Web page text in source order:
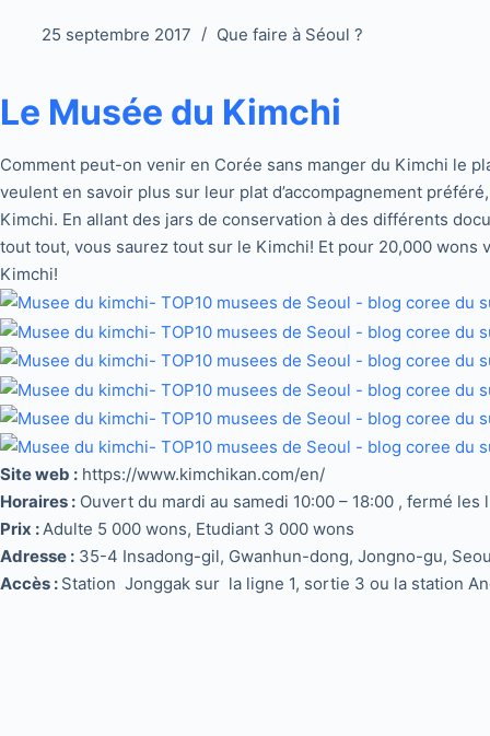
25 septembre 2017 Que faire à Séoul ?
Le Musée du Kimchi
Comment peut-on venir en Corée sans manger du Kimchi le
veulent en savoir plus sur leur plat d’accompagnement
Kimchi. En allant des jars de conservation à des différents
tout tout, vous saurez tout sur le Kimchi! Et pour 20,000
Kimchi!
Site web : https://www.kimchikan.com/en/
Horaires : Ouvert du mardi au samedi 10:00 – 18:00 , fermé les
Prix :Adulte 5 000 wons, Etudiant 3 000 wons
Adresse : 35-4 Insadong-gil, Gwanhun-dong, Jongno-gu,
Accès : Station Jonggak sur la ligne 1, sortie 3 ou la station